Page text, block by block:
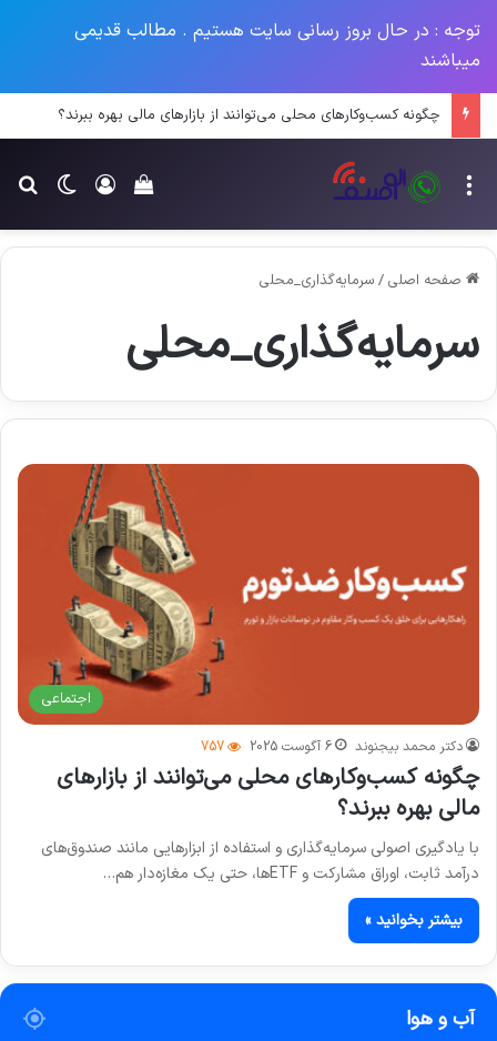
توجه : در حال بروز رسانی سایت هستیم . مطالب قدیمی
میباشند
چگونه کسب‌وکارهای محلی می‌توانند از بازارهای مالی بهره ببرند؟
تغییر ورود
سبد خرید خود منو
صفحه اصلی / سرمایه‌گذاری_محلی
سرمایه‌گذاری_محلی
اجتماعی
دکتر محمد بیجنوند 6 آگوست 2025 757
چگونه کسب‌وکارهای محلی می‌توانند از بازارهای
مالی بهره ببرند؟
با یادگیری اصولی سرمایه‌گذاری و استفاده از ابزارهایی مانند صندوق‌های
درآمد ثابت، اوراق مشارکت و ETFها، حتی یک مغازه‌دار هم…
بیشتر بخوانید »
آب و هوا